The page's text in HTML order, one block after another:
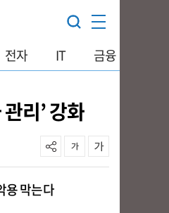
전자 IT 금융
리’ 강화
용 막는다